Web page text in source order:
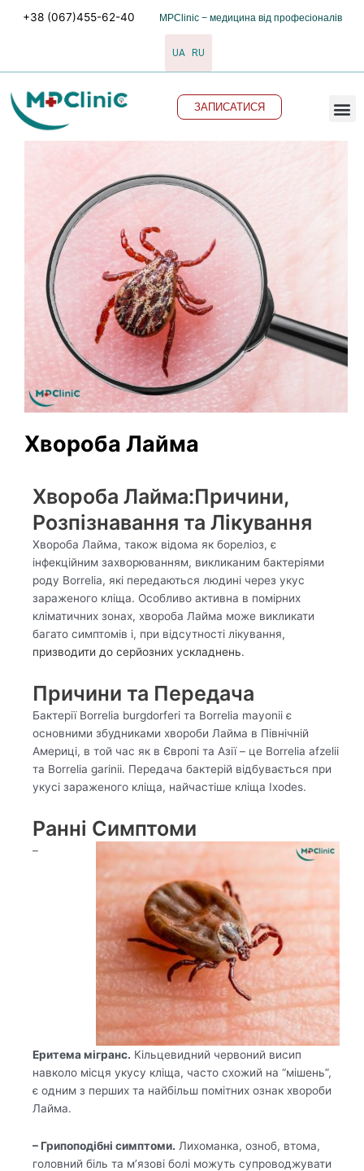
+38 (067)455-62-40 MPClinic − медицина від професіоналів
UA RU
ЗАПИСАТИСЯ
Хвороба Лайма
Хвороба Лайма:Причини,
Розпізнавання та Лікування
Хвороба Лайма, також відома як бореліоз, є
інфекційним захворюванням, викликаним бактеріями
роду Borrelia, які передаються людині через укус
зараженого кліща. Особливо активна в помірних
кліматичних зонах, хвороба Лайма може викликати
багато симптомів і, при відсутності лікування,
призводити до серйозних ускладнень.
Причини та Передача
Бактерії Borrelia burgdorferi та Borrelia mayonii є
основними збудниками хвороби Лайма в Північній
Америці, в той час як в Європі та Азії – це Borrelia afzelii
та Borrelia garinii. Передача бактерій відбувається при
укусі зараженого кліща, найчастіше кліща Ixodes.
Ранні Симптоми
–
Еритема мігранс. Кільцевидний червоний висип
навколо місця укусу кліща, часто схожий на “мішень”,
є одним з перших та найбільш помітних ознак хвороби
Лайма.
– Грипоподібні симптоми. Лихоманка, озноб, втома,
головний біль та м’язові болі можуть супроводжувати